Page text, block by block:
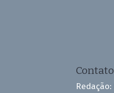
Contato
Redação: